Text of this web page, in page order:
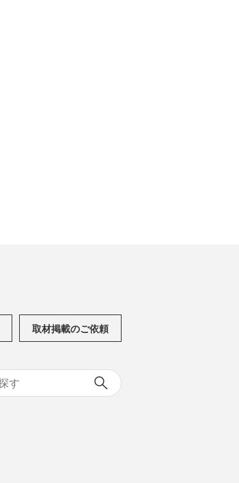
取材掲載のご依頼